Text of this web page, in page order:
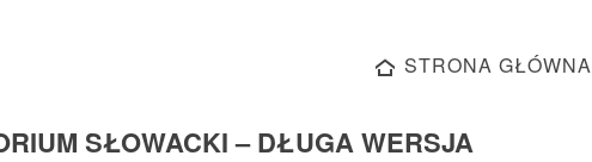
STRONA GŁÓWNA
SŁOWACKI – DŁUGA WERSJA